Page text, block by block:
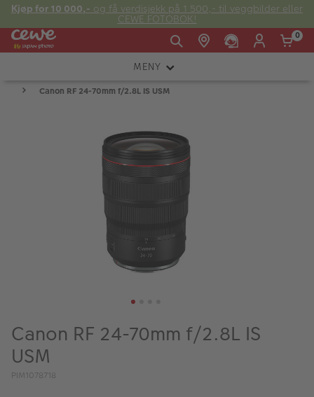
Kjøp for 10 000,- og få verdisjekk på 1 500,- til veggbilder eller
CEWE FOTOBOK!
Fre:
20:00
E-post:
0
MENY
KAMERA
Kampanjer
Merker
Canon RF 24-70mm f/2.8L IS USM
Canon RF 24-70mm f/2.8L IS
USM
PIM1078718